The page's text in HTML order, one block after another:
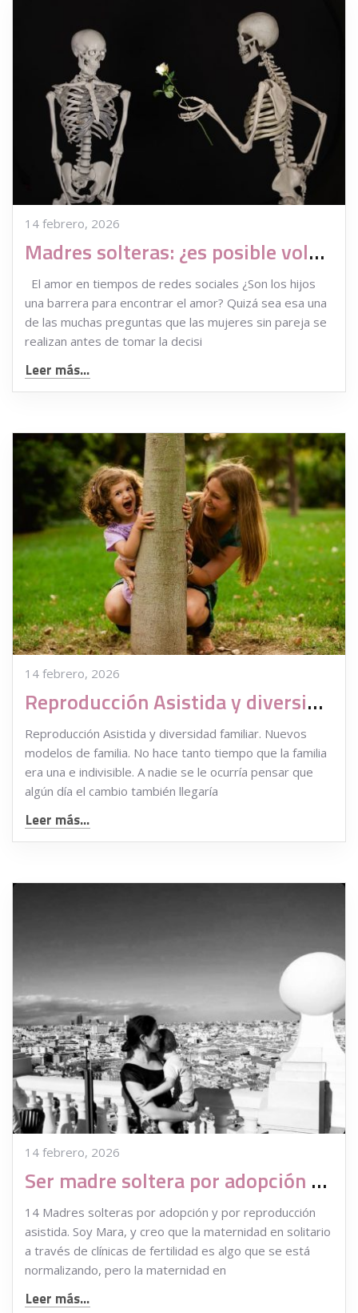
14 febrero, 2026
Madres solteras: ¿es posible volver a encontrar pareja?
El amor en tiempos de redes sociales ¿Son los hijos
una barrera para encontrar el amor? Quizá sea esa una
de las muchas preguntas que las mujeres sin pareja se
realizan antes de tomar la decisi
Leer más...
14 febrero, 2026
Reproducción Asistida y diversidad familiar. Nuevos modelos de familia
Reproducción Asistida y diversidad familiar. Nuevos
modelos de familia. No hace tanto tiempo que la familia
era una e indivisible. A nadie se le ocurría pensar que
algún día el cambio también llegaría
Leer más...
14 febrero, 2026
Ser madre soltera por adopción no es misión imposible
14 Madres solteras por adopción y por reproducción
asistida. Soy Mara, y creo que la maternidad en solitario
a través de clínicas de fertilidad es algo que se está
normalizando, pero la maternidad en
Leer más...